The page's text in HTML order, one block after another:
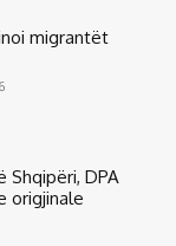
migrantët
Shqipëri, DPA
origjinale